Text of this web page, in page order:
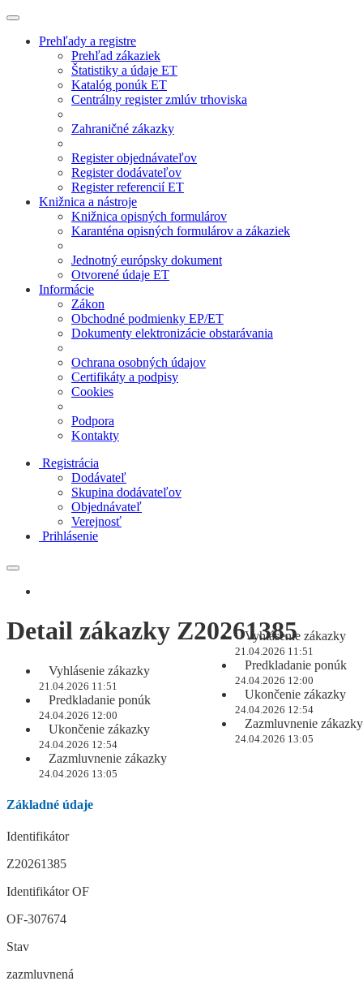
Prehľady a registre
Prehľad zákaziek
Štatistiky a údaje ET
Katalóg ponúk ET
Centrálny register zmlúv trhoviska
Zahraničné zákazky
Register objednávateľov
Register dodávateľov
Register referencií ET
Knižnica a nástroje
Knižnica opisných formulárov
Karanténa opisných formulárov a zákaziek
Jednotný európsky dokument
Otvorené údaje ET
Informácie
Zákon
Obchodné podmienky EP/ET
Dokumenty elektronizácie obstarávania
Ochrana osobných údajov
Certifikáty a podpisy
Cookies
Podpora
Kontakty
Registrácia
Dodávateľ
Skupina dodávateľov
Objednávateľ
Verejnosť
Prihlásenie
Vyhlásenie zákazky
21.04.2026 11:51
Predkladanie ponúk
24.04.2026 12:00
Ukončenie zákazky
24.04.2026 12:54
Zazmluvnenie zákazky
24.04.2026 13:05
Detail zákazky Z20261385
Vyhlásenie zákazky
21.04.2026 11:51
Predkladanie ponúk
24.04.2026 12:00
Ukončenie zákazky
24.04.2026 12:54
Zazmluvnenie zákazky
24.04.2026 13:05
Základné údaje
Identifikátor
Z20261385
Identifikátor OF
OF-307674
Stav
zazmluvnená